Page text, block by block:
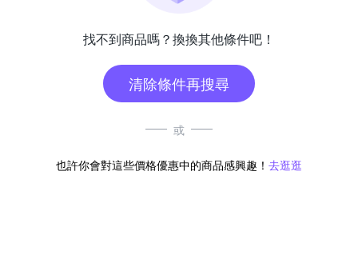
找不到商品嗎？換換其他條件吧！
清除條件再搜尋
或
也許你會對這些價格優惠中的商品感興趣！ 去逛逛